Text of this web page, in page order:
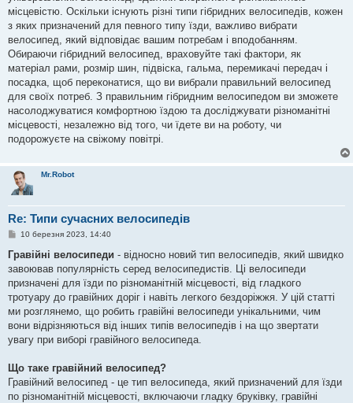
місцевістю. Оскільки існують різні типи гібридних велосипедів, кожен
з яких призначений для певного типу їзди, важливо вибрати
велосипед, який відповідає вашим потребам і вподобанням.
Обираючи гібридний велосипед, враховуйте такі фактори, як
матеріал рами, розмір шин, підвіска, гальма, перемикачі передач і
посадка, щоб переконатися, що ви вибрали правильний велосипед
для своїх потреб. З правильним гібридним велосипедом ви зможете
насолоджуватися комфортною їздою та досліджувати різноманітні
місцевості, незалежно від того, чи їдете ви на роботу, чи
подорожуєте на свіжому повітрі.
Mr.Robot
Re: Типи сучасних велосипедів
П
в
д
о
л
е
н
я
10 березня 2023, 14:40
Гравійні велосипеди - відносно новий тип велосипедів, який швидко
завоював популярність серед велосипедистів. Ці велосипеди
призначені для їзди по різноманітній місцевості, від гладкого
тротуару до гравійних доріг і навіть легкого бездоріжжя. У цій статті
ми розглянемо, що робить гравійні велосипеди унікальними, чим
вони відрізняються від інших типів велосипедів і на що звертати
увагу при виборі гравійного велосипеда.
Що таке гравійний велосипед?
Гравійний велосипед - це тип велосипеда, який призначений для їзди
по різноманітній місцевості, включаючи гладку бруківку, гравійні